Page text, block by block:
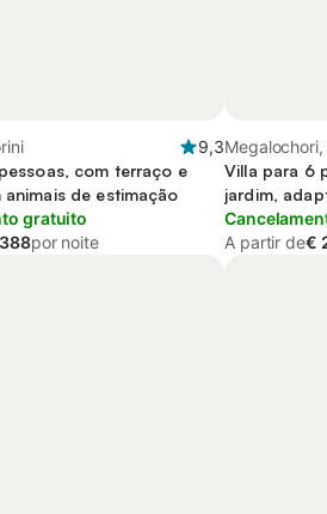
9,3
com terraço e
animais de estimação
gratuito
por noite
Villa para 6
jardim,
A partir de€